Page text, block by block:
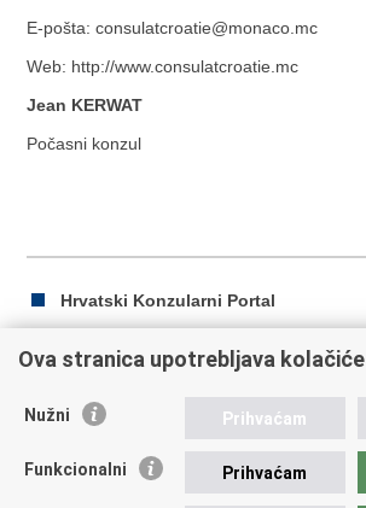
E-pošta: consulatcroatie@monaco.mc
Web: http://www.consulatcroatie.mc
Jean KERWAT
Počasni konzul
Hrvatski Konzularni Portal
Ispiši
Podijeli
Facebooku
Twitteru
Republika Hrvatska
Ova stranica upotrebljava kolačiće
Nužni Prihvaćam
Funkcionalni Prihvaćam